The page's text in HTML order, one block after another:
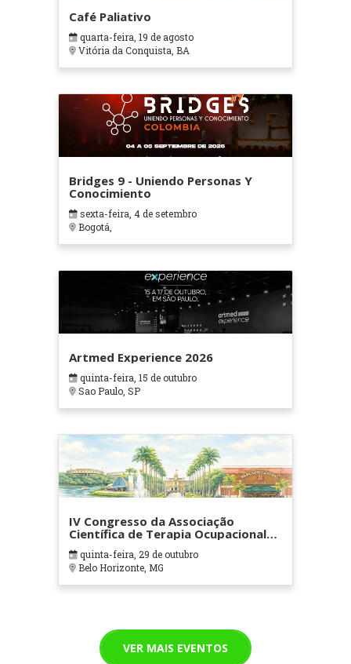
Café Paliativo
quarta-feira, 19 de agosto
Vitória da Conquista, BA
Bridges 9 - Uniendo Personas Y
Conocimiento
sexta-feira, 4 de setembro
Bogotá,
Artmed Experience 2026
quinta-feira, 15 de outubro
Sao Paulo, SP
IV Congresso da Associação
Científica de Terapia Ocupacional
em Contextos Hospitalares e
Cuidados Paliativos - ATOHOSP
quinta-feira, 29 de outubro
Belo Horizonte, MG
VER MAIS EVENTOS